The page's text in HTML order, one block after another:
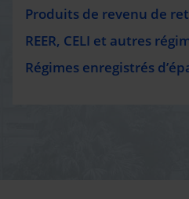
Produits de revenu de
REER, CELI et autres
Régimes enregistrés